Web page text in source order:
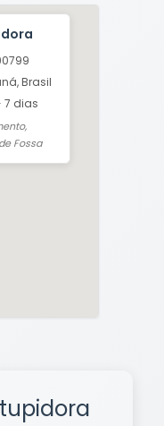
Brasil
7 dias
Fossa